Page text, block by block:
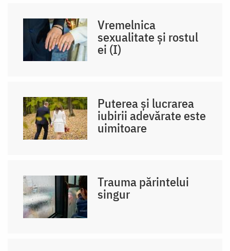
Vremelnica
sexualitate și rostul
ei (I)
Puterea și lucrarea
iubirii adevărate este
uimitoare
Trauma părintelui
singur